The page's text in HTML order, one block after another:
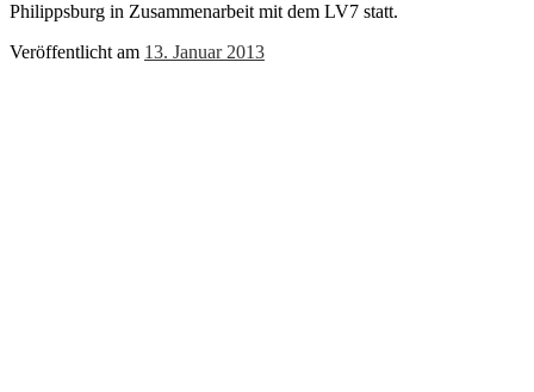
Philippsburg in Zusammenarbeit mit dem LV7 statt.
Veröffentlicht am 13. Januar 2013